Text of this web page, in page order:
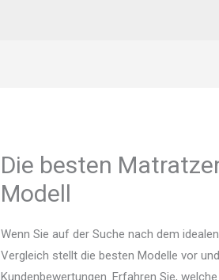
Die besten
Modell
Wenn Sie auf der Suche nach dem
Vergleich stellt die besten Modelle vor
Kundenbewertungen. Erfahren Sie,